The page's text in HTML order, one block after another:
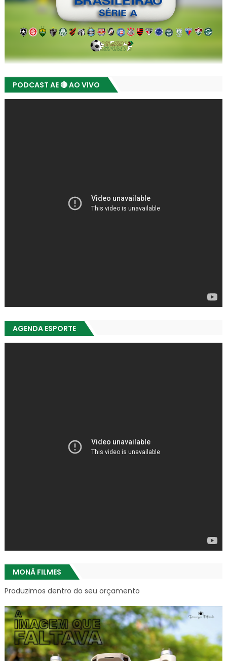
PODCAST AE 🔴 AO VIVO
AGENDA ESPORTE
MONÃ FILMES
Produzimos dentro do seu orçamento